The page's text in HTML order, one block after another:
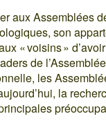
aux Assemblées
son
« voisins »
de
les
la